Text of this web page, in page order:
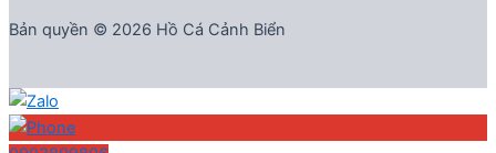
Bản quyền © 2026 Hồ Cá Cảnh Biển